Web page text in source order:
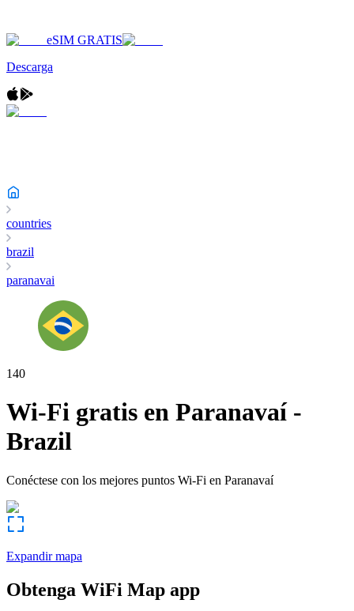
eSIM GRATIS
Descarga
countries
brazil
paranavai
140
Wi-Fi gratis en Paranavaí-
Brazil
Conéctese con los mejores puntos Wi-Fi en Paranavaí
Expandir mapa
Obtenga WiFi Map app